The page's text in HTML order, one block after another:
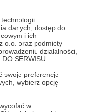
danych, dostęp do
i ich
o.o. oraz podmioty
działalności,
SERWISU.
swoje preferencje
wybierz opcję
w
tę kwotę
i umieszczenie
stronie PWP, a
video wywiadów
o